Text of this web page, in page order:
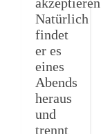
Natürlich
findet
er es
eines
Abends
heraus
und
trennt